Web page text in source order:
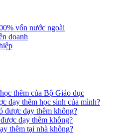
vốn nước ngoài
doanh
thêm của Bộ Giáo dục
dạy thêm học sinh của mình?
được dạy thêm không?
dạy thêm không?
thêm tại nhà không?